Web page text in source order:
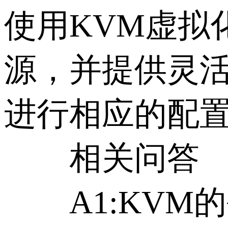
使用KVM虚拟
源，并提供灵
进行相应的配
相关问答
A1:KVM的